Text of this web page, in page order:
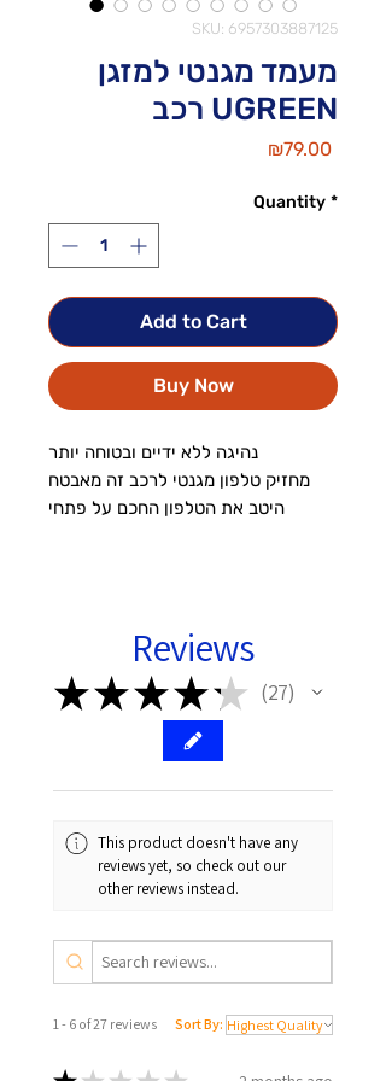
SKU: 6957303887125
מעמד מגנטי למזגן
רכב UGREEN
₪79.00Price
Quantity *
Add to Cart
Buy Now
נהיגה ללא ידיים ובטוחה יותר
מחזיק טלפון מגנטי לרכב זה מאבטח
היטב את הטלפון החכם על פתחי
מחזיק המכונית לאוורור מגנטי כולל
התקנה פשוטה ביד אחת. פשוט תקעו
אותו על פתחי האוורור ברכב והצמידו
את הטלפון למשטח המגנטי. שמירה על
הידיים על ההגה מקדמת מאוד את
בטיחות הנהיגה.
יציבות אמינה
UGREEN הרכבה לרכב אוורור מגנטי
יותר (19.8 מ"מ), גוף אלומיניום וכריות
גומי נגד החלקה. מחזיק הטלפון הקליפ
בחוזקה ומחזיק את הטלפון במקום גם
Reviews
★★★★★ 27
27
This product doesn't have any
reviews yet, so check out our
other reviews instead.
1 - 6 of 27 reviews Sort By: